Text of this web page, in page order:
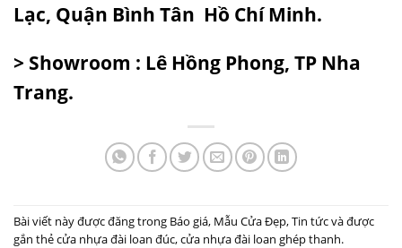
Lạc, Quận Bình Tân Hồ Chí Minh.
> Showroom : Lê Hồng Phong, TP Nha
Trang.
Bài viết này được đăng trong Báo giá, Mẫu Cửa Đẹp,Tin tứcvà được
gắn thẻcửa nhựa đài loan đúc,cửa nhựa đài loan ghép thanh.